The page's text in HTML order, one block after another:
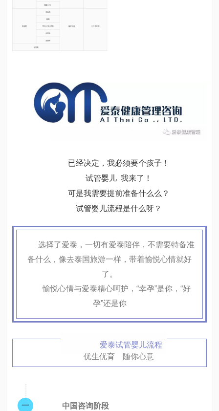
已经决定，我必须要个孩子！
试管婴儿 我来了！
可是我需要提前准备什么么？
试管婴儿流程是什么呀？
选择了爱泰，一切有爱泰陪伴，不需要特备准
备什么，像去泰国旅游一样，带着愉悦心情就好
了。
愉悦心情与爱泰精心呵护，“幸孕”是你，“好
孕”还是你
爱泰试管婴儿流程
优生优育 随你心意
一 中国咨询阶段